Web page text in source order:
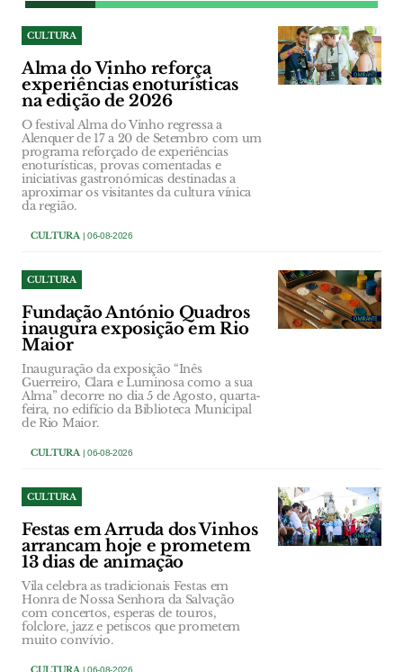
CULTURA
Alma do Vinho reforça
experiências enoturísticas
na edição de 2026
O festival Alma do Vinho regressa a
Alenquer de 17 a 20 de Setembro com um
programa reforçado de experiências
enoturísticas, provas comentadas e
iniciativas gastronómicas destinadas a
aproximar os visitantes da cultura vínica
da região.
CULTURA| 06-08-2026
CULTURA
Fundação António Quadros
inaugura exposição em Rio
Maior
Inauguração da exposição “Inês
Guerreiro, Clara e Luminosa como a sua
Alma” decorre no dia 5 de Agosto, quarta-
feira, no edifício da Biblioteca Municipal
de Rio Maior.
CULTURA| 06-08-2026
CULTURA
Festas em Arruda dos Vinhos
arrancam hoje e prometem
13 dias de animação
Vila celebra as tradicionais Festas em
Honra de Nossa Senhora da Salvação
com concertos, esperas de touros,
folclore, jazz e petiscos que prometem
muito convívio.